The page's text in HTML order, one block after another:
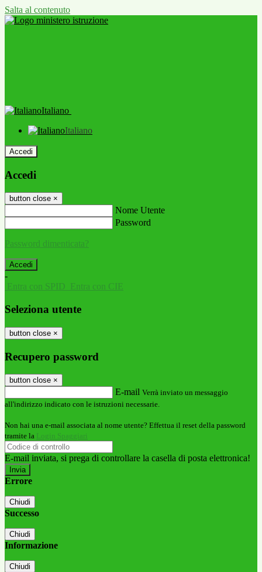
Salta al contenuto
Italiano
Italiano
Accedi
Accedi
button close ×
Nome Utente
Password
Password dimenticata?
-
Entra con SPID Entra con CIE
Seleziona utente
button close ×
Recupero password
button close ×
E-mail Verrà inviato un messaggio
all'indirizzo indicato con le istruzioni necessarie.
Non hai una e-mail associata al nome utente? Effettua il reset della password
tramite la Login Spaggiari
E-mail inviata, si prega di controllare la casella di posta elettronica!
Errore
Chiudi
Successo
Chiudi
Informazione
Chiudi